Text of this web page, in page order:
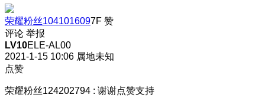
荣耀粉丝1041016097F 赞
评论 举报
LV10ELE-AL00
2021-1-15 10:06 属地未知
点赞
荣耀粉丝124202794 : 谢谢点赞支持